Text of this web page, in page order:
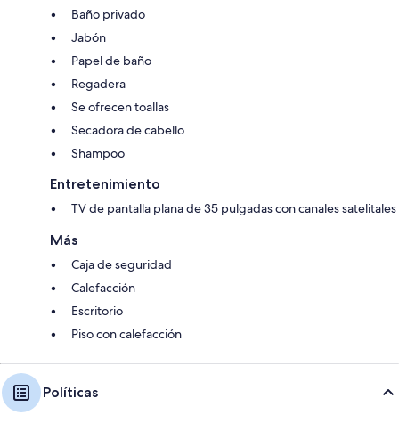
Baño privado
Jabón
Papel de baño
Regadera
Se ofrecen toallas
Secadora de cabello
Shampoo
Entretenimiento
TV de pantalla plana de 35 pulgadas con canales satelitales
Más
Caja de seguridad
Calefacción
Escritorio
Piso con calefacción
Políticas